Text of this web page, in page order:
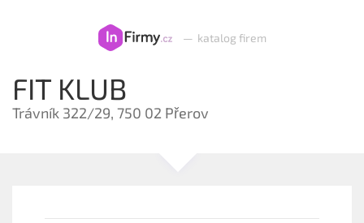
— katalog firem
FIT KLUB
Trávník 322/29, 750 02 Přerov